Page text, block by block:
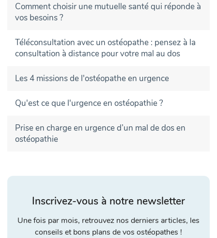
Comment choisir une mutuelle santé qui réponde à
vos besoins ?
Téléconsultation avec un ostéopathe : pensez à la
consultation à distance pour votre mal au dos
Les 4 missions de l'ostéopathe en urgence
Qu'est ce que l'urgence en ostéopathie ?
Prise en charge en urgence d’un mal de dos en
ostéopathie
Inscrivez-vous à notre newsletter
Une fois par mois, retrouvez nos derniers articles, les
conseils et bons plans de vos ostéopathes !